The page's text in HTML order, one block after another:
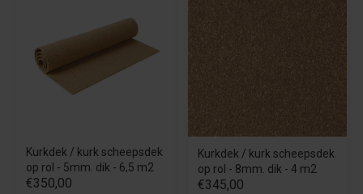
Kurkdek / kurk scheepsdek
op rol - 5mm. dik - 6,5 m2
€350,00
Kurkdek / kurk scheepsdek
op rol - 8mm. dik - 4 m2
€345,00